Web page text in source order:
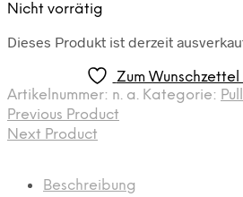
Nicht vorrätig
Dieses Produkt ist derzeit
Zum
Artikelnummer: n. a. Kategorie:
Previous Product
Next Product
Beschreibung